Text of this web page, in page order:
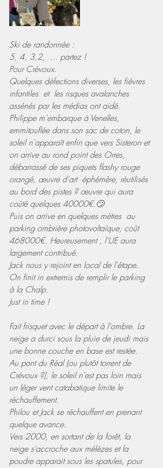
Ski de randonnée :
5, 4, 3,2,  ... partez !
Pour Crévoux.
Quelques défections diverses, les fièvres
infantiles  et  les risques avalanches
assénés par les médias ont aidé.
Philippe m'embarque à Venelles,
emmitouflée dans son sac de coton, le
soleil n'apparaît enfin que vers Sisteron et
on arrive au rond point des Orres,
débarrassé de ses piquets flashy rouge
orangé, œuvre d'art  éphémère, réutilisés
au bord des pistes ? œuvre qui aura
coûté quelques 40000€.🙄
Puis on arrive en quelques mètres  au
parking ombrière photovoltaïque, coût
468000€. Heureusement , l'UE aura
largement contribué.
Jack nous y rejoint en local de l'étape.
On finit in extremis de remplir le parking
à la Chalp.
Just in time !
Fait frisquet avec le départ à l'ombre. La
neige a durci sous la pluie de jeudi mais
une bonne couche en base est restée.
Au pont du Réal (ou plutôt torrent de
Crévoux ?), le soleil n'est pas loin mais
un léger vent catabatique limite le
réchauffement.
Philou et Jack se réchauffent en prenant
quelque avance.
Vers 2000, en sortant de la forêt, la
neige s'accroche aux mélèzes et la
poudre apparait sous les spatules, pour